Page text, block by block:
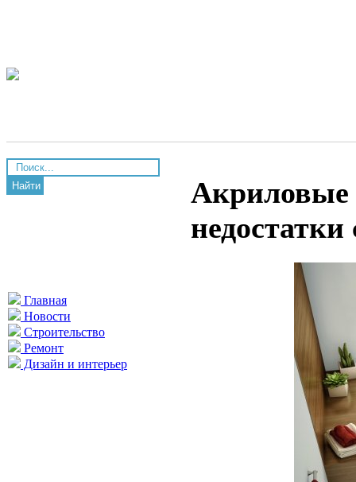
Найти
Главная
Новости
Строительство
Ремонт
Дизайн и интерьер
Акриловые